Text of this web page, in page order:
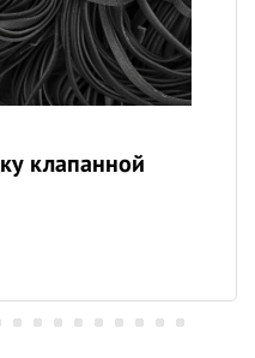
клапанной